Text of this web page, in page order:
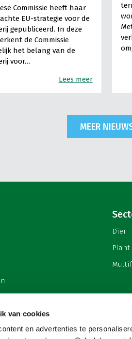
van cookies
en advertenties te
Commissie heeft haar
EU-strategie voor de
gepubliceerd. In deze
de Commissie
het belang van de
voor…
Lees meer
MEER
Dier
Plant